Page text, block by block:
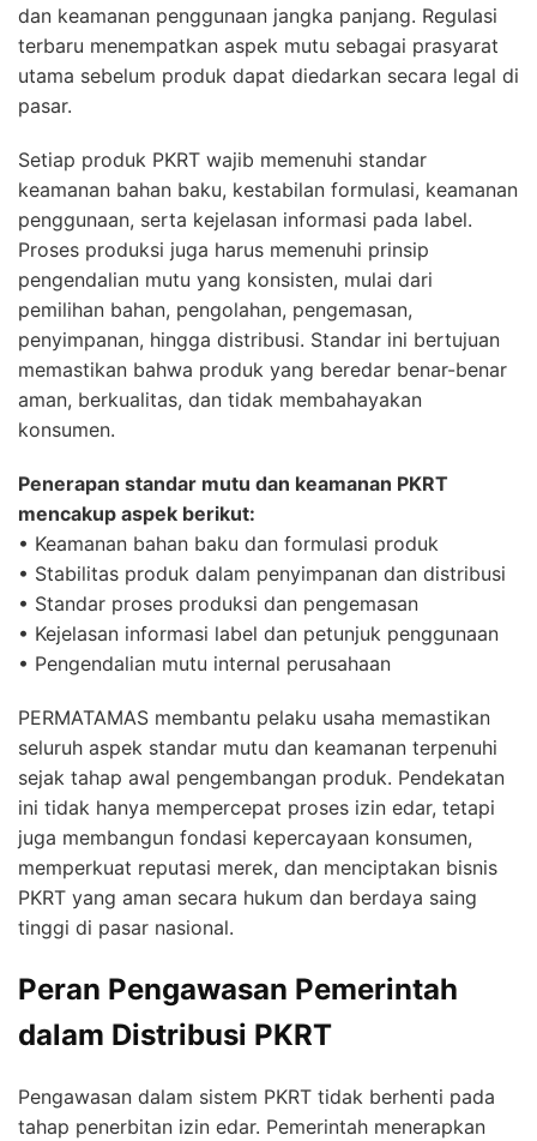
dan keamanan penggunaan jangka panjang. Regulasi
terbaru menempatkan aspek mutu sebagai prasyarat
utama sebelum produk dapat diedarkan secara legal di
pasar.
Setiap produk PKRT wajib memenuhi standar
keamanan bahan baku, kestabilan formulasi, keamanan
penggunaan, serta kejelasan informasi pada label.
Proses produksi juga harus memenuhi prinsip
pengendalian mutu yang konsisten, mulai dari
pemilihan bahan, pengolahan, pengemasan,
penyimpanan, hingga distribusi. Standar ini bertujuan
memastikan bahwa produk yang beredar benar-benar
aman, berkualitas, dan tidak membahayakan
konsumen.
Penerapan standar mutu dan keamanan PKRT
mencakup aspek berikut:
• Keamanan bahan baku dan formulasi produk
• Stabilitas produk dalam penyimpanan dan distribusi
• Standar proses produksi dan pengemasan
• Kejelasan informasi label dan petunjuk penggunaan
• Pengendalian mutu internal perusahaan
PERMATAMAS membantu pelaku usaha memastikan
seluruh aspek standar mutu dan keamanan terpenuhi
sejak tahap awal pengembangan produk. Pendekatan
ini tidak hanya mempercepat proses izin edar, tetapi
juga membangun fondasi kepercayaan konsumen,
memperkuat reputasi merek, dan menciptakan bisnis
PKRT yang aman secara hukum dan berdaya saing
tinggi di pasar nasional.
Peran Pengawasan Pemerintah
dalam Distribusi PKRT
Pengawasan dalam sistem PKRT tidak berhenti pada
tahap penerbitan izin edar. Pemerintah menerapkan